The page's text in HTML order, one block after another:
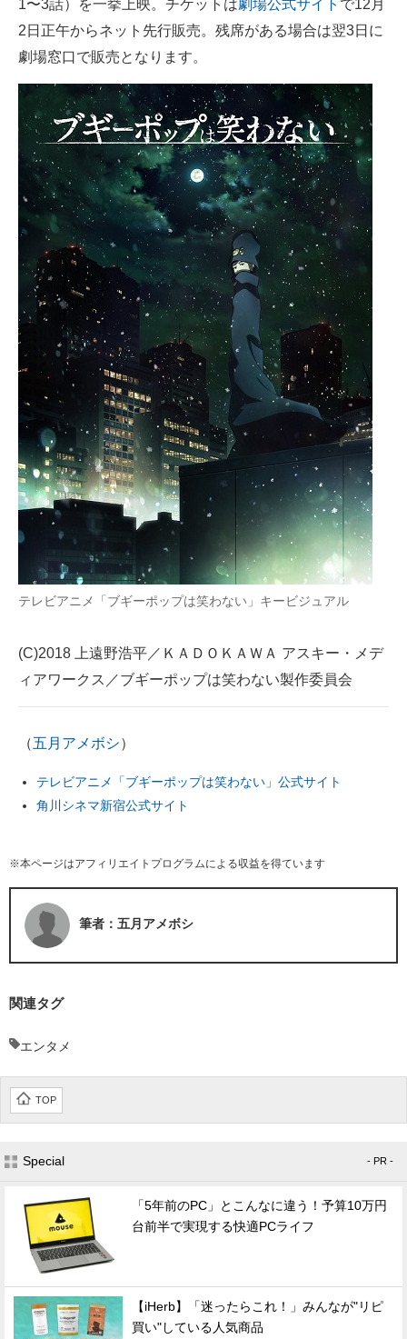
1〜3話）を一挙上映。チケットは劇場公式サイト で12月
2日正午からネット先行販売。残席がある場合は翌3日に
劇場窓口で販売となります。
テレビアニメ「ブギーポップは笑わない」キービジュアル
(C)2018 上遠野浩平／ＫＡＤＯＫＡＷＡ アスキー・メデ
ィアワークス／ブギーポップは笑わない製作委員会
（五月アメボシ）
テレビアニメ「ブギーポップは笑わない」公式サイト
角川シネマ新宿公式サイト
※本ページはアフィリエイトプログラムによる収益を得ています
筆者：五月アメボシ
関連タグ
エンタメ
TOP
Special - PR -
「5年前のPC」とこんなに違う！予算10万円
台前半で実現する快適PCライフ
【iHerb】「迷ったらこれ！」みんなが"リピ
買い"している人気商品